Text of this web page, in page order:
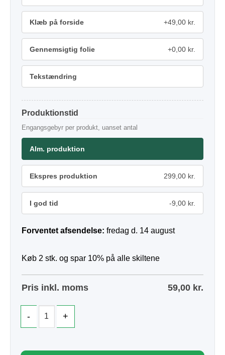
Klæb på forside +49,00 kr.
Gennemsigtig folie +0,00 kr.
Tekstændring
Produktionstid
Engangsgebyr per produkt, uanset antal
Alm. produktion
Ekspres produktion 299,00 kr.
I god tid -9,00 kr.
Forventet afsendelse: fredag d. 14 august
Køb 2 stk. og spar 10% på alle skiltene
Pris inkl. moms 59,00 kr.